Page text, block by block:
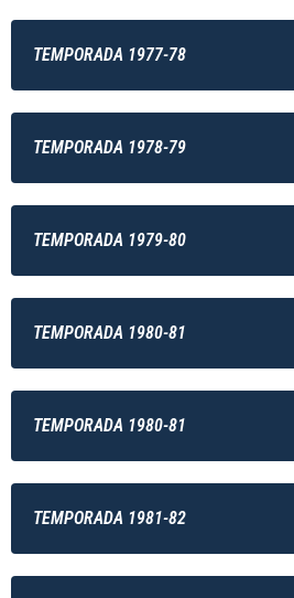
TEMPORADA 1977-78
TEMPORADA 1978-79
TEMPORADA 1979-80
TEMPORADA 1980-81
TEMPORADA 1980-81
TEMPORADA 1981-82